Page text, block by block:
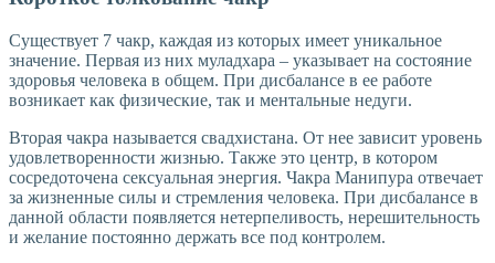
Существует 7 чакр, каждая из которых имеет уникальное
значение. Первая из них муладхара – указывает на состояние
здоровья человека в общем. При дисбалансе в ее работе
возникает как физические, так и ментальные недуги.
Вторая чакра называется свадхистана. От нее зависит уровень
удовлетворенности жизнью. Также это центр, в котором
сосредоточена сексуальная энергия. Чакра Манипура отвечает
за жизненные силы и стремления человека. При дисбалансе в
данной области появляется нетерпеливость, нерешительность
и желание постоянно держать все под контролем.